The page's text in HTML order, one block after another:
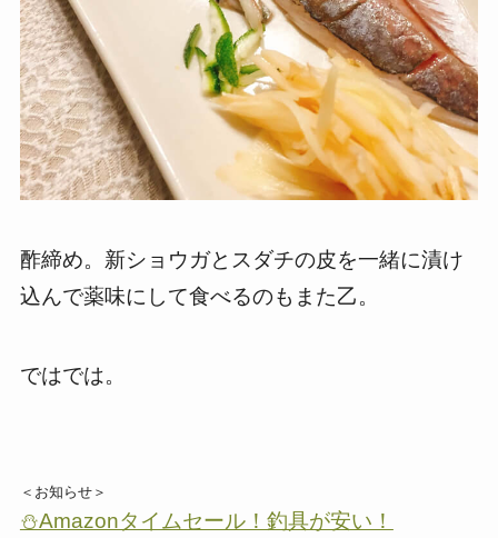
酢締め。新ショウガとスダチの皮を一緒に漬け
込んで薬味にして食べるのもまた乙。
ではでは。
＜お知らせ＞
⛄Amazonタイムセール！釣具が安い！